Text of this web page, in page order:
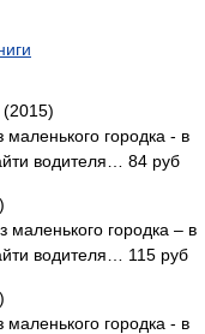
(2015)
городка - в
водителя… 84 руб
городка – в
водителя… 115 руб
городка - в